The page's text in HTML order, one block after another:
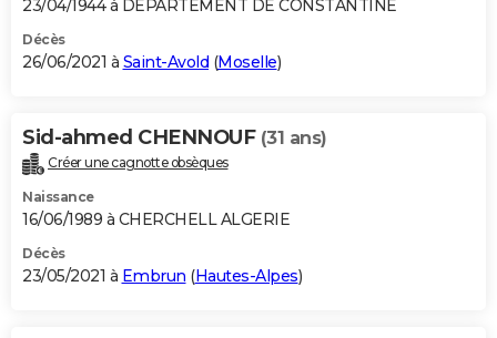
23/04/1944 à DEPARTEMENT DE CONSTANTINE
Décès
26/06/2021 à Saint-Avold (Moselle)
Sid-ahmed CHENNOUF (31 ans)
Créer une cagnotte obsèques
Naissance
16/06/1989 à CHERCHELL ALGERIE
Décès
23/05/2021 à Embrun (Hautes-Alpes)